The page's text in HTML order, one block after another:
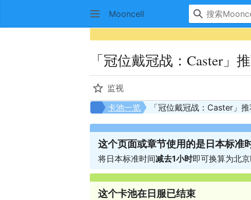
Mooncell
「冠位戴冠战：Caster」
监视
「冠位戴冠战：Caster」
卡池一览
这个页面或章节使用的是日本标准
将日本标准时间减去1小时即可换算为北
这个卡池在日服已结束